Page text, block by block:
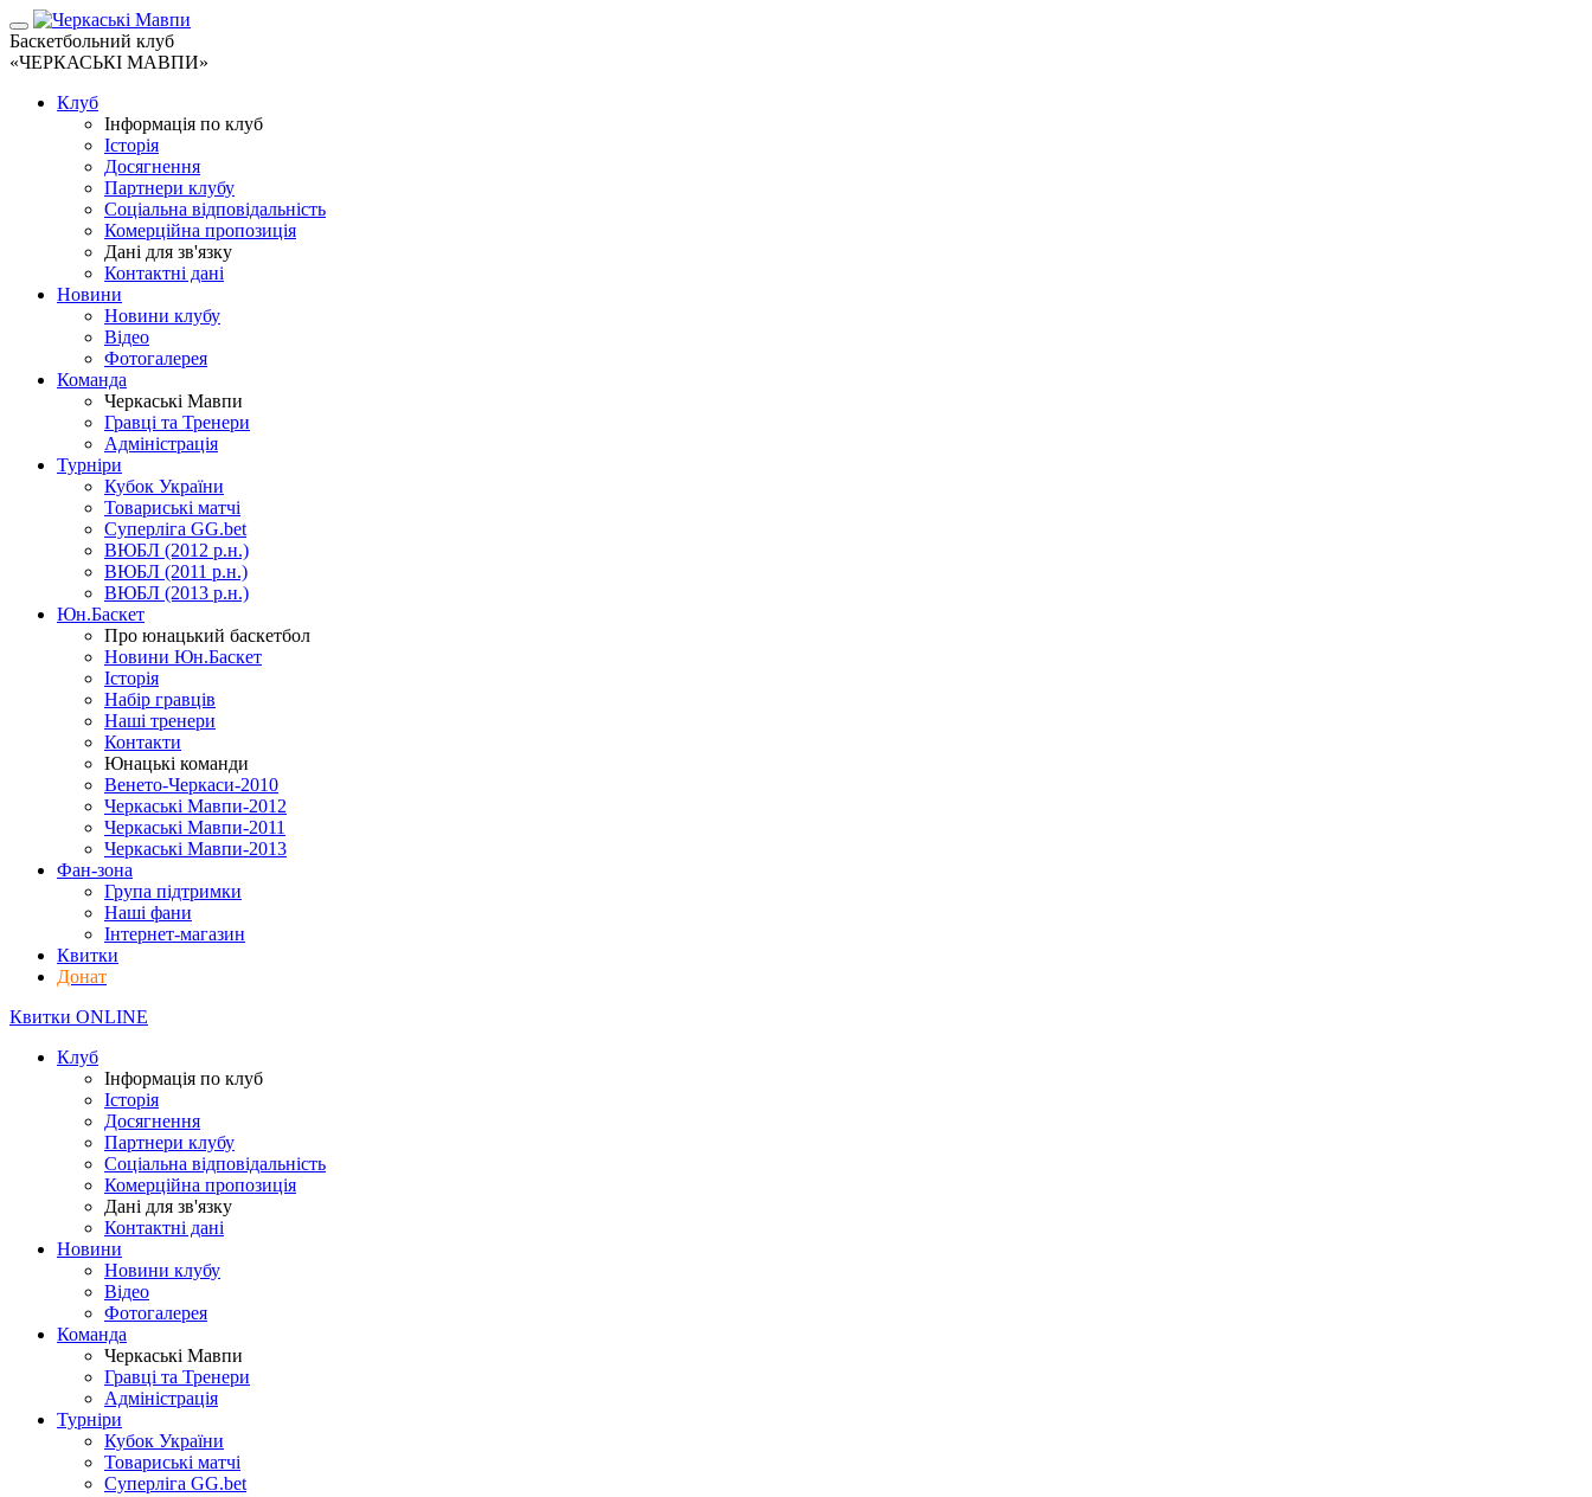
Баскетбольний клуб
«ЧЕРКАСЬКІ МАВПИ»
Клуб
Інформація по клуб
Історія
Досягнення
Партнери клубу
Соціальна відповідальність
Комерційна пропозиція
Дані для зв'язку
Контактні дані
Новини
Новини клубу
Відео
Фотогалерея
Команда
Черкаські Мавпи
Гравці та Тренери
Адміністрація
Турніри
Кубок України
Товариські матчі
Суперліга GG.bet
ВЮБЛ (2012 р.н.)
ВЮБЛ (2011 р.н.)
ВЮБЛ (2013 р.н.)
Юн.Баскет
Про юнацький баскетбол
Новини Юн.Баскет
Історія
Набір гравців
Наші тренери
Контакти
Юнацькі команди
Венето-Черкаси-2010
Черкаські Мавпи-2012
Черкаські Мавпи-2011
Черкаські Мавпи-2013
Фан-зона
Група підтримки
Наші фани
Інтернет-магазин
Квитки
Донат
Квитки ONLINE
Клуб
Інформація по клуб
Історія
Досягнення
Партнери клубу
Соціальна відповідальність
Комерційна пропозиція
Дані для зв'язку
Контактні дані
Новини
Новини клубу
Відео
Фотогалерея
Команда
Черкаські Мавпи
Гравці та Тренери
Адміністрація
Турніри
Кубок України
Товариські матчі
Суперліга GG.bet